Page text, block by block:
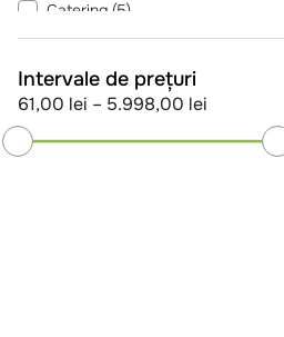
Catering (5)
Cofetarie (5)
Evenimente (5)
Patiserie (5)
Pizzeria (5)
Intervale de prețuri
61,00 lei – 5.998,00 lei